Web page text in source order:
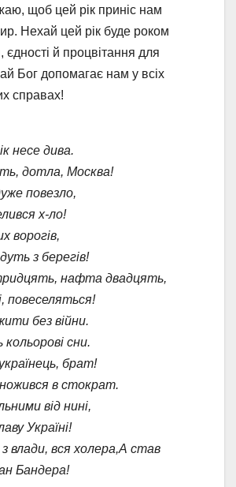
щоб цей рік приніс нам
Нехай цей рік буде роком
єдності й процвітання для
Бог допомагає нам у всіх
справах!
несе дива.
дотла, Москва!
повезло,
х-ло!
ворогів,
з берегів!
нафта двадцять,
повеселяться!
без війни.
сни.
брат!
в стократ.
від нині,
Україні!
влади, вся холера,А став
Бандера!